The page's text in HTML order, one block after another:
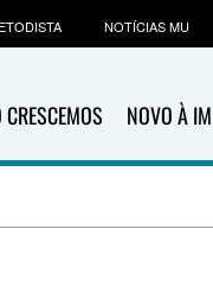
NOVO À
NOTÍCIAS MU